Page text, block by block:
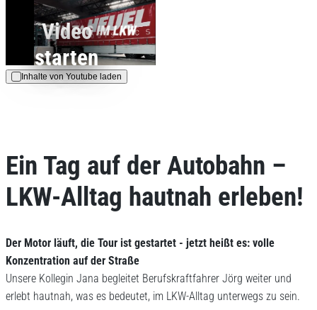
Video
starten
Daten an Youtube
übertragen.
Hinweise dazu erhalten Sie
in der
Datenschutzerklärung.
Inhalte von Youtube laden
Ein Tag auf der Autobahn –
LKW-Alltag hautnah erleben!
Der Motor läuft, die Tour ist gestartet - jetzt heißt es: volle
Konzentration auf der Straße
Unsere Kollegin Jana begleitet Berufskraftfahrer Jörg weiter und
erlebt hautnah, was es bedeutet, im LKW-Alltag unterwegs zu sein.